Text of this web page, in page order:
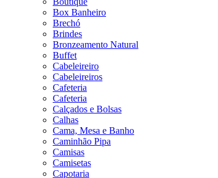
Box Banheiro
Brechó
Brindes
Bronzeamento Natural
Buffet
Cabeleireiro
Cabeleireiros
Cafeteria
Cafeteria
Calçados e Bolsas
Calhas
Cama, Mesa e Banho
Caminhão Pipa
Camisas
Camisetas
Capotaria